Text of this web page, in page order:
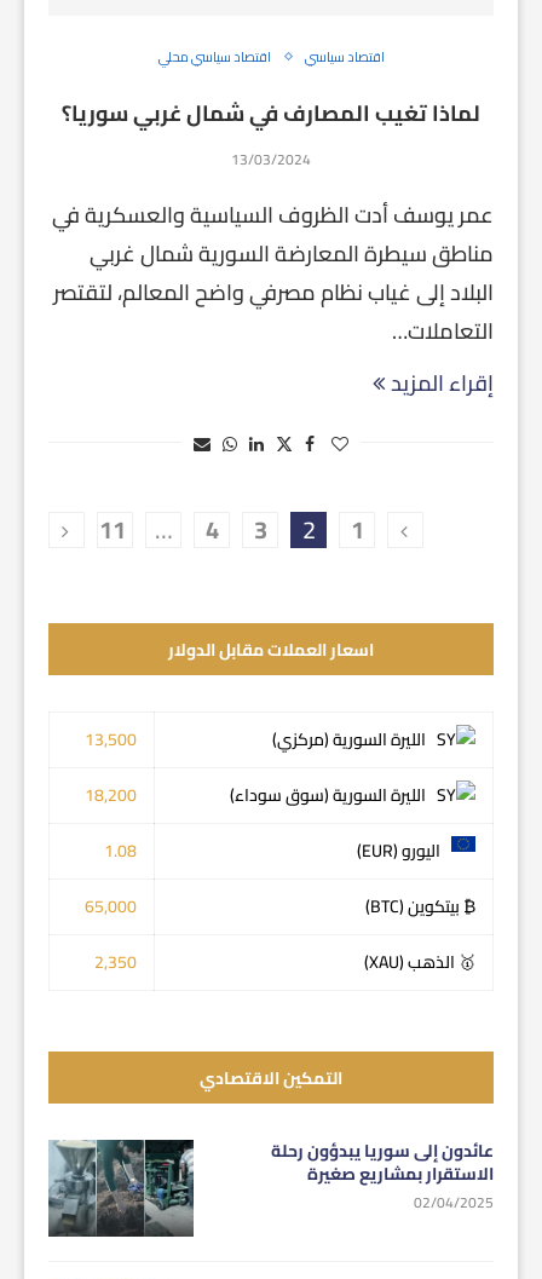
اقتصاد سياسي اقتصاد سياسي محلي
لماذا تغيب المصارف في شمال غربي سوريا؟
13/03/2024
عمر يوسف أدت الظروف السياسية والعسكرية في
مناطق سيطرة المعارضة السورية شمال غربي
البلاد إلى غياب نظام مصرفي واضح المعالم، لتقتصر
التعاملات…
إقراء المزيد
1
2
3
4
…
11
اسعار العملات مقابل الدولار
الليرة السورية (مركزي)
13,500
الليرة السورية (سوق سوداء)
18,200
اليورو (EUR)
1.08
₿ بيتكوين (BTC)
65,000
🥇 الذهب (XAU)
2,350
التمكين الاقتصادي
عائدون إلى سوريا يبدؤون رحلة
الاستقرار بمشاريع صغيرة
02/04/2025